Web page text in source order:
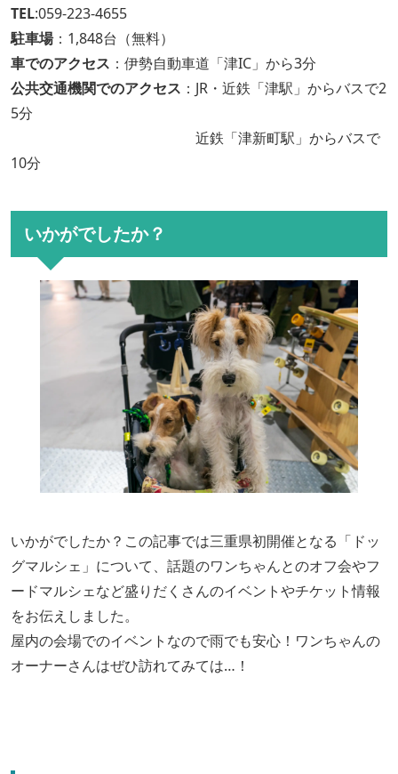
TEL:059-223-4655
駐車場：1,848台（無料）
車でのアクセス ：伊勢自動車道「津IC」から3分
公共交通機関でのアクセス ：JR・近鉄「津駅」からバスで2
5分
近鉄「津新町駅」からバスで
10分
いかがでしたか？
いかがでしたか？この記事では三重県初開催となる「ドッ
グマルシェ」について、話題のワンちゃんとのオフ会やフ
ードマルシェなど盛りだくさんのイベントやチケット情報
をお伝えしました。
屋内の会場でのイベントなので雨でも安心！ワンちゃんの
オーナーさんはぜひ訪れてみては…！